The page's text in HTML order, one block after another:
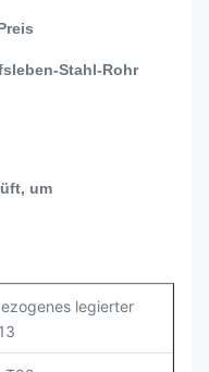
Stahl-Rohr
um
legierter